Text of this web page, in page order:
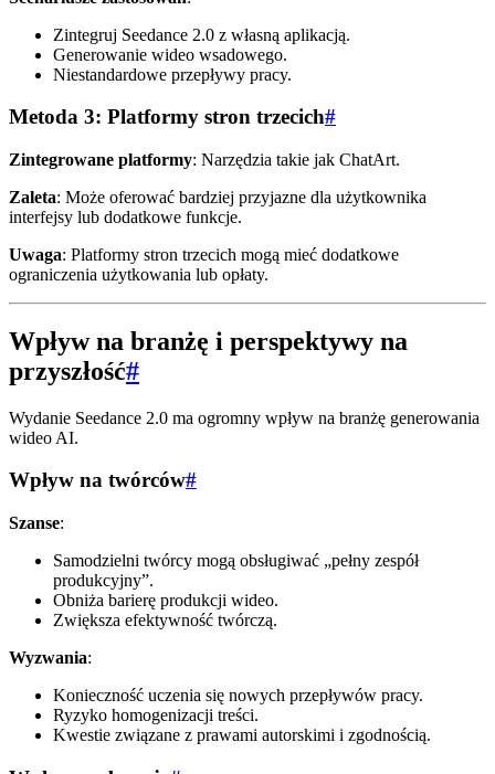
Zintegruj Seedance 2.0 z własną aplikacją.
Generowanie wideo wsadowego.
Niestandardowe przepływy pracy.
Metoda 3: Platformy stron trzecich#
Zintegrowane platformy: Narzędzia takie jak ChatArt.
Zaleta: Może oferować bardziej przyjazne dla użytkownika
interfejsy lub dodatkowe funkcje.
Uwaga: Platformy stron trzecich mogą mieć dodatkowe
ograniczenia użytkowania lub opłaty.
Wpływ na branżę i perspektywy na
przyszłość#
Wydanie Seedance 2.0 ma ogromny wpływ na branżę generowania
wideo AI.
Wpływ na twórców#
Szanse:
Samodzielni twórcy mogą obsługiwać „pełny zespół
produkcyjny”.
Obniża barierę produkcji wideo.
Zwiększa efektywność twórczą.
Wyzwania:
Konieczność uczenia się nowych przepływów pracy.
Ryzyko homogenizacji treści.
Kwestie związane z prawami autorskimi i zgodnością.